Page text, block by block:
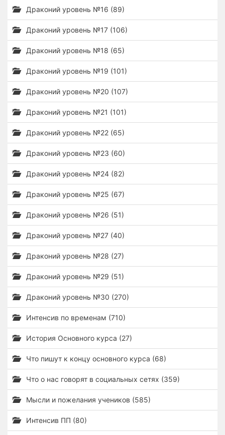
Драконий уровень №16 (89)
Драконий уровень №17 (106)
Драконий уровень №18 (65)
Драконий уровень №19 (101)
Драконий уровень №20 (107)
Драконий уровень №21 (101)
Драконий уровень №22 (65)
Драконий уровень №23 (60)
Драконий уровень №24 (82)
Драконий уровень №25 (67)
Драконий уровень №26 (51)
Драконий уровень №27 (40)
Драконий уровень №28 (27)
Драконий уровень №29 (51)
Драконий уровень №30 (270)
Интенсив по временам (710)
История Основного курса (27)
Что пишут к концу основного курса (68)
Что о нас говорят в социальных сетях (359)
Мысли и пожелания учеников (585)
Интенсив ПП (80)